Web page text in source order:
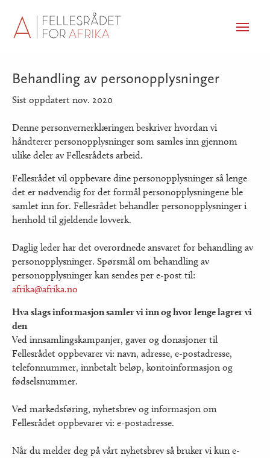
Meny
Behandling av personopplysninger
Sist oppdatert nov. 2020
Denne personvernerklæringen beskriver hvordan vi
håndterer personopplysninger som samles inn gjennom
ulike deler av Fellesrådets arbeid.
Fellesrådet vil oppbevare dine personopplysninger så lenge
det er nødvendig for det formål personopplysningene ble
samlet inn for. Fellesrådet behandler personopplysninger i
henhold til gjeldende lovverk.
Daglig leder har det overordnede ansvaret for behandling av
personopplysninger. Spørsmål om behandling av
personopplysninger kan sendes per e-post til:
afrika@afrika.no
Hva slags informasjon samler vi inn og hvor lenge lagrer vi
den
Ved innsamlingskampanjer, gaver og donasjoner til
Fellesrådet oppbevarer vi: navn, adresse, e-postadresse,
telefonnummer, innbetalt beløp, kontoinformasjon og
fødselsnummer.
Ved markedsføring, nyhetsbrev og informasjon om
Fellesrådet oppbevarer vi: e-postadresse.
Når du melder deg på vårt nyhetsbrev så bruker vi kun e-